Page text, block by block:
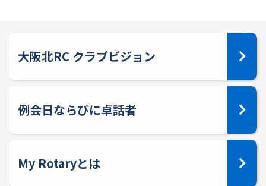
大阪北RC クラブビジョン
例会日ならびに卓話者
My Rotaryとは